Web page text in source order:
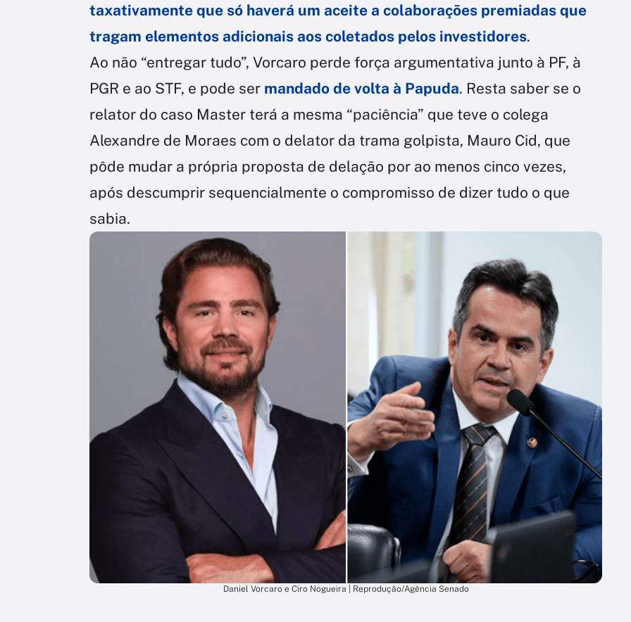
taxativamente que só haverá um aceite a colaborações premiadas que
tragam elementos adicionais aos coletados pelos investidores.
Ao não “entregar tudo”, Vorcaro perde força argumentativa junto à PF, à
PGR e ao STF, e pode ser mandado de volta à Papuda. Resta saber se o
relator do caso Master terá a mesma “paciência” que teve o colega
Alexandre de Moraes com o delator da trama golpista, Mauro Cid, que
pôde mudar a própria proposta de delação por ao menos cinco vezes,
após descumprir sequencialmente o compromisso de dizer tudo o que
sabia.
Daniel Vorcaro e Ciro Nogueira | Reprodução/Agência Senado